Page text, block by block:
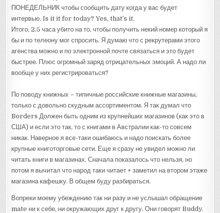
ПОНЕДЕЛЬНИК чтобы сообщить дату когда у вас будет
интервью. Is it it for today? Yes, that’s it.
Итого, 2.5 часа убито на то, чтобы получить некий номер который я
бы и по телеону мог спросить. Я думаю что с рекрутерами этого
агенства можно и по электронной почте связаться и это будет
быстрее. Плюс огромный заряд отрицательных эмоций. А надо ли
вообще у них регистрироваться?
По поводу книжных – типичные российские книжные магазины,
только с довольно скудным ассортиментом. Я так думал что
Borders Должен быть одним из крупнейших магазинов (как это в
США) и если это так, то с книгами в Австралии как-то совсем
никак. Наверное я все-таки ошибаюсь и надо поискать более
крупные книготорговые сети. Еще я сразу не увидел можно ли
читать книги в магазинах. Сначала показалось что нельзя, но
потом я вычитал что народ таки читает + заметил на втором этаже
магазина кафешку. В общем буду разбираться.
Вопреки моему убеждению так ни разу и не услышал обращение
mate ни к себе, ни окружающих друг к другу. Они говорят Buddy.